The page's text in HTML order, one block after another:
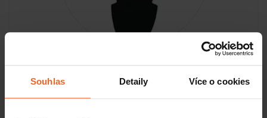
Souhlas Detaily Více o cookies